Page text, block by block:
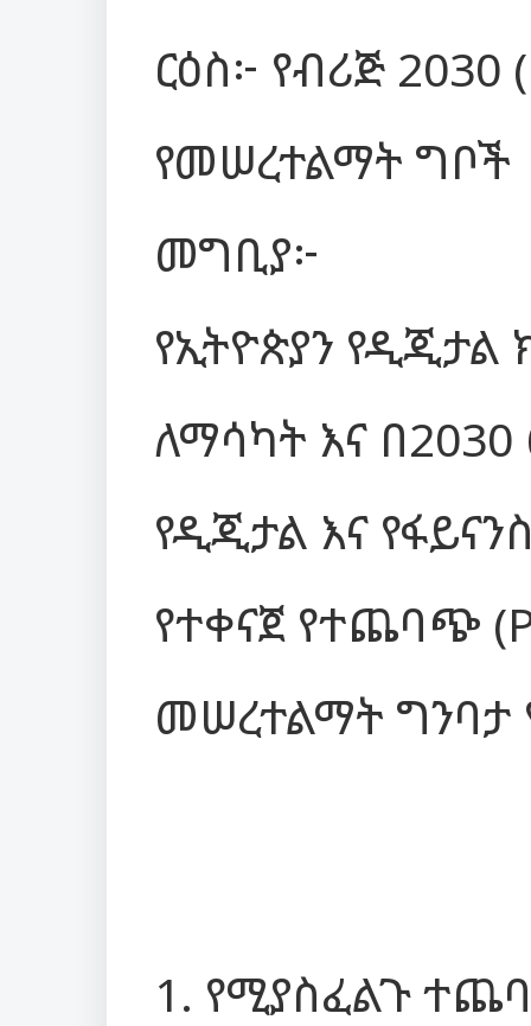
ርዕስ፦ የብሪጅ 2030
የመሠረተልማት ግቦች
መግቢያ፦
የኢትዮጵያን
ለማሳካት እና
የዲጂታል እና
የተቀናጀ የተጨባጭ
መሠረተልማት ግንባታ
1. የሚያስፈልጉ